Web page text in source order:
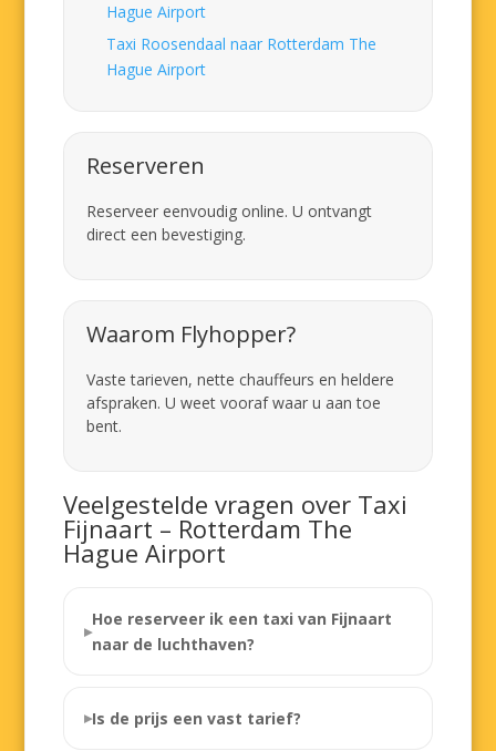
Hague Airport
Taxi Roosendaal naar Rotterdam The
Hague Airport
Reserveren
Reserveer eenvoudig online. U ontvangt
direct een bevestiging.
Waarom Flyhopper?
Vaste tarieven, nette chauffeurs en heldere
afspraken. U weet vooraf waar u aan toe
bent.
Veelgestelde vragen over Taxi
Fijnaart – Rotterdam The
Hague Airport
Hoe reserveer ik een taxi van Fijnaart
naar de luchthaven?
Is de prijs een vast tarief?